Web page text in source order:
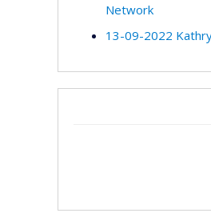
Network
13-09-2022